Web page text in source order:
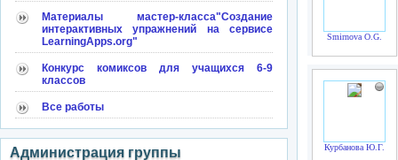
Материалы мастер-класса"Создание
интерактивных упражнений на сервисе
LearningApps.org"
Конкурс комиксов для учащихся 6-9
классов
Все работы
Администрация группы
Smirnova O.G.
Курбанова Ю.Г.